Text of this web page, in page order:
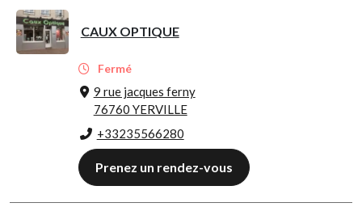
CAUX OPTIQUE
Fermé
9 rue jacques ferny
76760 YERVILLE
+33235566280
Prenez un rendez-vous